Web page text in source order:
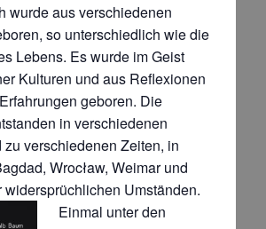
wurde aus ver­schie­denen
so unterschiedlich wie die
Lebens. Es wurde im Geist
Kulturen und aus Reflexionen
geboren. Die
in ver­schiedenen
zu ver­schiedenen Zeiten, in
Wrocław, Weimar und
widersprüchlichen Umständen.
Einmal unter den